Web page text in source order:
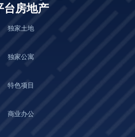
台房地产
独家土地
独家公寓
特色项目
商业办公